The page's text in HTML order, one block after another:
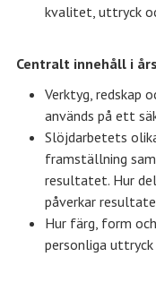
kvalitet, uttryck
Centralt innehåll i
Verktyg, redskap
används på ett
Slöjdarbetets
framställning
resultatet. Hur
påverkar
Hur färg, form
personliga